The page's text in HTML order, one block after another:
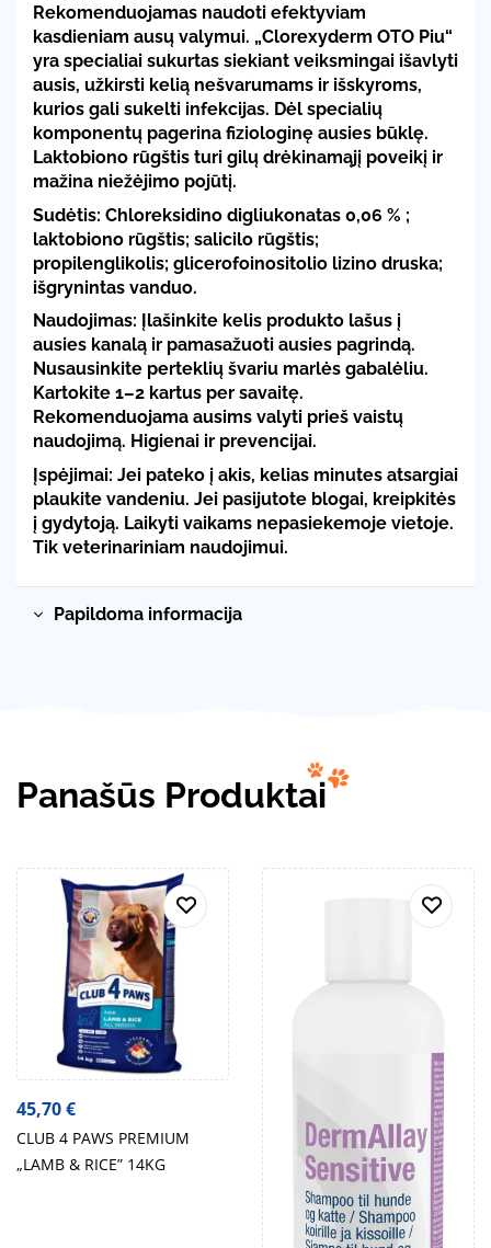
Rekomenduojamas naudoti efektyviam
kasdieniam ausų valymui. „Clorexyderm OTO Piu“
yra specialiai sukurtas siekiant veiksmingai išavlyti
ausis, užkirsti kelią nešvarumams ir išskyroms,
kurios gali sukelti infekcijas. Dėl specialių
komponentų pagerina fiziologinę ausies būklę.
Laktobiono rūgštis turi gilų drėkinamąjį poveikį ir
mažina niežėjimo pojūtį.
Sudėtis: Chloreksidino digliukonatas 0,06 % ;
laktobiono rūgštis; salicilo rūgštis;
propilenglikolis; glicerofoinositolio lizino druska;
išgrynintas vanduo.
Naudojimas: Įlašinkite kelis produkto lašus į
ausies kanalą ir pamasažuoti ausies pagrindą.
Nusausinkite perteklių švariu marlės gabalėliu.
Kartokite 1–2 kartus per savaitę.
Rekomenduojama ausims valyti prieš vaistų
naudojimą. Higienai ir prevencijai.
Įspėjimai: Jei pateko į akis, kelias minutes atsargiai
plaukite vandeniu. Jei pasijutote blogai, kreipkitės
į gydytoją. Laikyti vaikams nepasiekemoje vietoje.
Tik veterinariniam naudojimui.
Papildoma informacija
Panašūs Produktai
45,70€
CLUB 4 PAWS PREMIUM
„LAMB & RICE” 14KG